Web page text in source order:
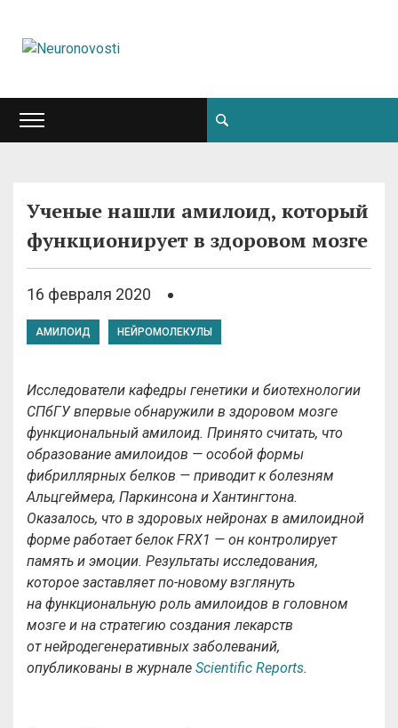
Ученые нашли амилоид, который
функционирует в здоровом мозге
16 февраля 2020
АМИЛОИД НЕЙРОМОЛЕКУЛЫ
Исследователи кафедры генетики и биотехнологии
СПбГУ впервые обнаружили в здоровом мозге
функциональный амилоид. Принято считать, что
образование амилоидов — особой формы
фибриллярных белков — приводит к болезням
Альцгеймера, Паркинсона и Хантингтона.
Оказалось, что в здоровых нейронах в амилоидной
форме работает белок FRX1 — он контролирует
память и эмоции. Результаты исследования,
которое заставляет по-новому взглянуть
на функциональную роль амилоидов в головном
мозге и на стратегию создания лекарств
от нейродегенеративных заболеваний,
опубликованы в журнале Scientific Reports.